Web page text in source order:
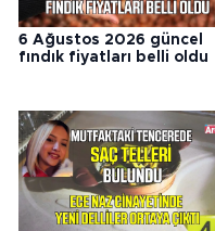
6 Ağustos 2026 güncel
fındık fiyatları belli oldu